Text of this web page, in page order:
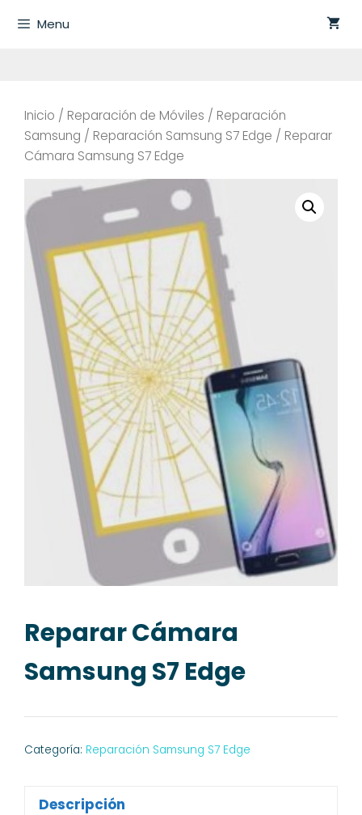
Menu
Inicio / Reparación de Móviles / Reparación
Samsung / Reparación Samsung S7 Edge / Reparar
Cámara Samsung S7 Edge
Reparar Cámara
Samsung S7 Edge
Categoría: Reparación Samsung S7 Edge
Descripción